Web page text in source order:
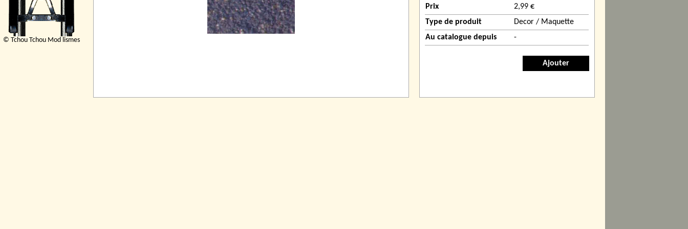
© Tchou Tchou Mod lismes
Prix
2,99 €
Type de produit
Decor / Maquette
Au catalogue depuis
-
Ajouter